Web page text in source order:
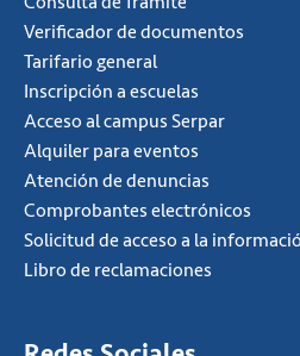
Verificador de documentos
Tarifario general
Inscripción a escuelas
Acceso al campus Serpar
Alquiler para eventos
Atención de denuncias
Comprobantes electrónicos
Solicitud de acceso a la
Libro de reclamaciones